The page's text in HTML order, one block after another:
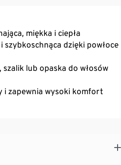
miękka i ciepła
szybkoschnąca dzięki powłoce
szalik lub opaska do włosów
i zapewnia wysoki komfort